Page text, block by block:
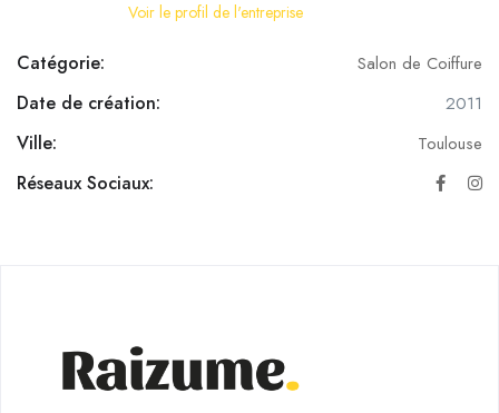
Voir le profil de l'entreprise
Catégorie: Salon de Coiffure
Date de création: 2011
Ville: Toulouse
Réseaux Sociaux: